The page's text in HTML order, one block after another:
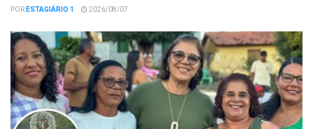
PORESTAGIÁRIO 1 2026/08/07